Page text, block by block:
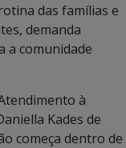
das famílias e
demanda
a comunidade
à
Kades de
começa dentro de